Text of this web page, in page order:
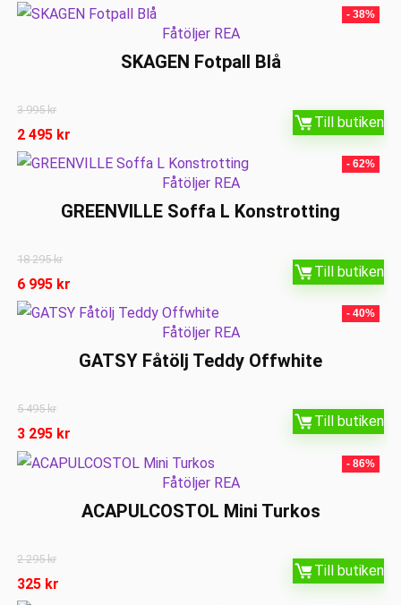
- 38%
Fåtöljer REA
SKAGEN Fotpall Blå
3 995kr
2 495 kr
Till butiken
- 62%
Fåtöljer REA
GREENVILLE Soffa L Konstrotting
18 295kr
6 995 kr
Till butiken
- 40%
Fåtöljer REA
GATSY Fåtölj Teddy Offwhite
5 495kr
3 295 kr
Till butiken
- 86%
Fåtöljer REA
ACAPULCOSTOL Mini Turkos
2 295kr
325 kr
Till butiken